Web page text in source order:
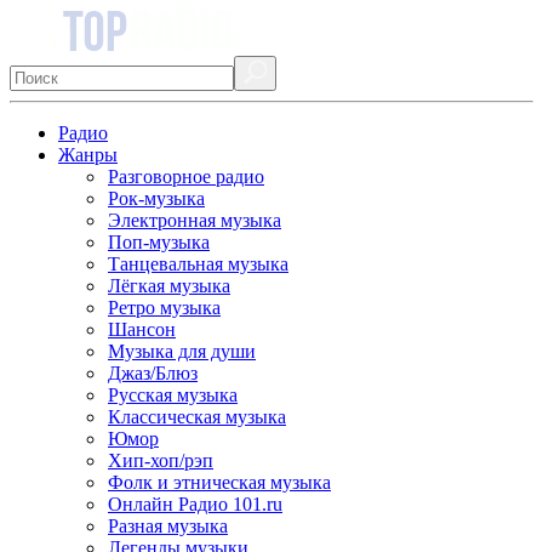
Радио
Жанры
Разговорное радио
Рок-музыка
Электронная музыка
Поп-музыка
Танцевальная музыка
Лёгкая музыка
Ретро музыка
Шансон
Музыка для души
Джаз/Блюз
Русская музыка
Классическая музыка
Юмор
Хип-хоп/рэп
Фолк и этническая музыка
Онлайн Радио 101.ru
Разная музыка
Легенды музыки